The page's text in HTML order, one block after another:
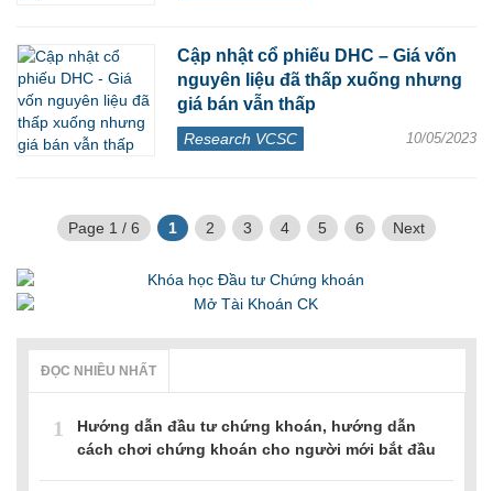
Cập nhật cổ phiếu DHC – Giá vốn
nguyên liệu đã thấp xuống nhưng
giá bán vẫn thấp
Research VCSC 10/05/2023
Page 1 / 6 1 2 3 4 5 6 Next
ĐỌC NHIỀU NHẤT
1
Hướng dẫn đầu tư chứng khoán, hướng dẫn
cách chơi chứng khoán cho người mới bắt đầu